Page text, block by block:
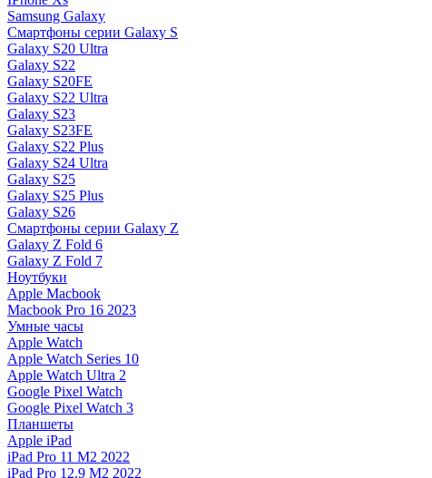
Samsung Galaxy
Смартфоны серии Galaxy S
Galaxy S20 Ultra
Galaxy S22
Galaxy S20FE
Galaxy S22 Ultra
Galaxy S23
Galaxy S23FE
Galaxy S22 Plus
Galaxy S24 Ultra
Galaxy S25
Galaxy S25 Plus
Galaxy S26
Смартфоны серии Galaxy Z
Galaxy Z Fold 6
Galaxy Z Fold 7
Ноутбуки
Apple Macbook
Macbook Pro 16 2023
Умные часы
Apple Watch
Apple Watch Series 10
Apple Watch Ultra 2
Google Pixel Watch
Google Pixel Watch 3
Планшеты
Apple iPad
iPad Pro 11 M2 2022
iPad Pro 12.9 M2 2022